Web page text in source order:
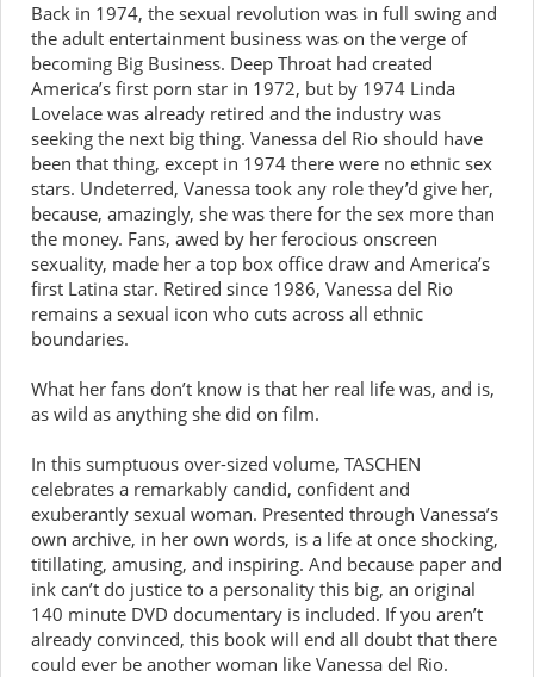
Back in 1974, the sexual revolution was in full swing and
the adult entertainment business was on the verge of
becoming Big Business. Deep Throat had created
America’s first porn star in 1972, but by 1974 Linda
Lovelace was already retired and the industry was
seeking the next big thing. Vanessa del Rio should have
been that thing, except in 1974 there were no ethnic sex
stars. Undeterred, Vanessa took any role they’d give her,
because, amazingly, she was there for the sex more than
the money. Fans, awed by her ferocious onscreen
sexuality, made her a top box office draw and America’s
first Latina star. Retired since 1986, Vanessa del Rio
remains a sexual icon who cuts across all ethnic
boundaries.
What her fans don’t know is that her real life was, and is,
as wild as anything she did on film.
In this sumptuous over-sized volume, TASCHEN
celebrates a remarkably candid, confident and
exuberantly sexual woman. Presented through Vanessa’s
own archive, in her own words, is a life at once shocking,
titillating, amusing, and inspiring. And because paper and
ink can’t do justice to a personality this big, an original
140 minute DVD documentary is included. If you aren’t
already convinced, this book will end all doubt that there
could ever be another woman like Vanessa del Rio.